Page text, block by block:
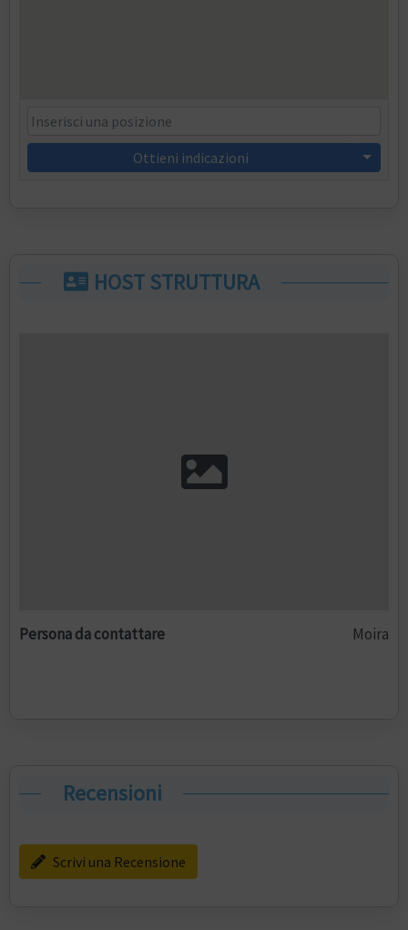
Ottieni indicazioni
HOST STRUTTURA
Persona da contattare Moira
Recensioni
Scrivi una Recensione